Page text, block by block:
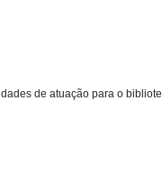
de atuação para o